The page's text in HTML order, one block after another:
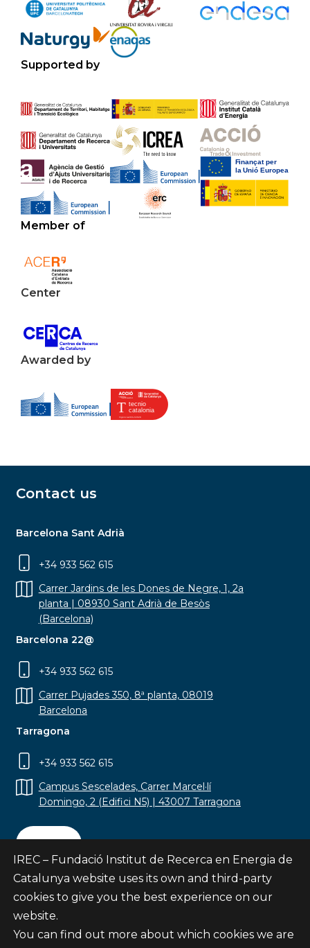
Supported by
Member of
Center
Awarded by
Contact us
Barcelona Sant Adrià
+34 933 562 615
Carrer Jardins de les Dones de Negre, 1, 2a
planta | 08930 Sant Adrià de Besòs
(Barcelona)
Barcelona 22@
+34 933 562 615
Carrer Pujades 350, 8ª planta, 08019
Barcelona
Tarragona
+34 933 562 615
Campus Sescelades, Carrer Marcel·lí
Domingo, 2 (Edifici N5) | 43007 Tarragona
Contact
Subscribe
IREC – Fundació Institut de Recerca en Energia de
Catalunya website uses its own and third-party
cookies to give you the best experience on our
website.
You can find out more about which cookies we are